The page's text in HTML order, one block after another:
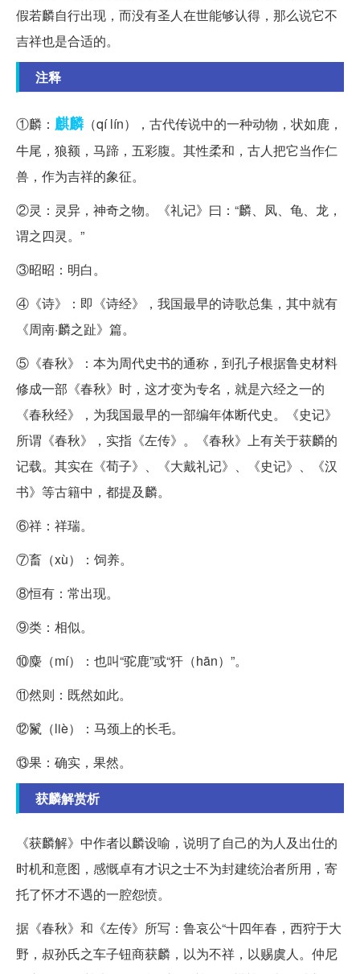
假若麟自行出现，而没有圣人在世能够认得，那么说它不
吉祥也是合适的。
注释
①麟： 麒麟 （qí lín），古代传说中的一种动物，状如鹿，
牛尾，狼额，马蹄，五彩腹。其性柔和，古人把它当作仁
兽，作为吉祥的象征。
②灵：灵异，神奇之物。《礼记》曰：“麟、凤、龟、龙，
谓之四灵。”
③昭昭：明白。
④《诗》：即《诗经》，我国最早的诗歌总集，其中就有
《周南·麟之趾》篇。
⑤《春秋》：本为周代史书的通称，到孔子根据鲁史材料
修成一部《春秋》时，这才变为专名，就是六经之一的
《春秋经》，为我国最早的一部编年体断代史。《史记》
所谓《春秋》，实指《左传》。《春秋》上有关于获麟的
记载。其实在《荀子》、《大戴礼记》、《史记》、《汉
书》等古籍中，都提及麟。
⑥祥：祥瑞。
⑦畜（xù）：饲养。
⑧恒有：常出现。
⑨类：相似。
⑩麋（mí）：也叫“驼鹿”或“犴（hān）”。
⑪然则：既然如此。
⑫鬣（liè）：马颈上的长毛。
⑬果：确实，果然。
获麟解赏析
《获麟解》中作者以麟设喻，说明了自己的为人及出仕的
时机和意图，感慨卓有才识之士不为封建统治者所用，寄
托了怀才不遇的一腔怨愤。
据《春秋》和《左传》所写：鲁哀公“十四年春，西狩于大
野，叔孙氏之车子钮商获麟，以为不祥，以赐虞人。仲尼